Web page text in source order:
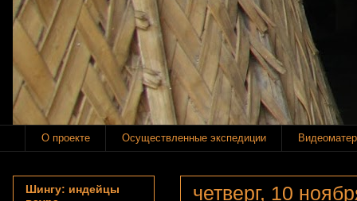
О проекте Осуществленные экспедиции
четверг, 10
Шингу: индейцы